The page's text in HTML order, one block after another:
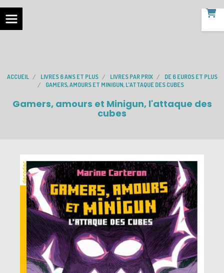
ACCUEIL LIVRES 6 ANS ET PLUS LIVRES PAR PRIX
DE 6 EUROS ET PLUS
GAMERS, AMOURS ET MINIGUN, L'ATTAQUE DES CUBES
Gamers, amours et Minigun, l'attaque des
cubes